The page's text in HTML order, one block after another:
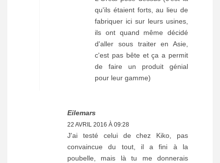
qu'ils étaient forts, au lieu de
fabriquer ici sur leurs usines,
ils ont quand même décidé
d'aller sous traiter en Asie,
c'est pas bête et ça a permit
de faire un produit génial
pour leur gamme)
Eilemars
22 AVRIL 2016 À 09:28
J'ai testé celui de chez Kiko, pas
convaincue du tout, il a fini à la
poubelle, mais là tu me donnerais